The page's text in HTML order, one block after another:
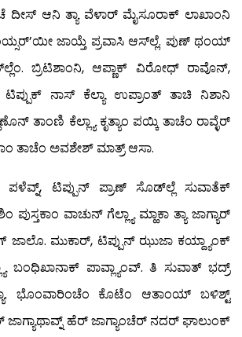
ದೀಸ್ ಆನಿ ತ್ಯಾ ವೆಳಾರ್ ಮೈಸೂರಾಕ್ ಲಾಖಾಂನಿ
ಜಾಯ್ತೆ ಪ್ರವಾಸಿ ಆಸ್‍ಲ್ಲೆ. ಪುಣ್ ಥಂಯ್
ಬ್ರಿಟಿಶಾಂನಿ, ಆಪ್ಣಾಕ್ ವಿರೋಧ್ ರಾವೊನ್,
ಟಿಪ್ಪುಕ್ ನಾಸ್ ಕೆಲ್ಯಾ ಉಪ್ರಾಂತ್ ತಾಚಿ ನಿಶಾನಿ
ತಾಂಣಿ ಕೆಲ್ಲ್ಯಾ ಕೃತ್ಯಾಂ ಪಯ್ಕಿ ತಾಚೆಂ ರಾವ್ಳೆರ್
ತಾಚೆಂ ಅವಶೇಶ್ ಮಾತ್ರ್ ಆಸಾ.
ಟಿಪ್ಪುನ್ ಪ್ರಾಣ್ ಸೊಡ್‍ಲ್ಲೆ ಸುವಾತೆಕ್
ಪುಸ್ತಕಾಂ ವಾಚುನ್ ಗೆಲ್ಲ್ಯಾ ಮ್ಹಾಕಾ ತ್ಯಾ ಜಾಗ್ಯಾರ್
ಮುಕಾರ್, ಟಿಪ್ಪುನ್ ಝುಜಾ ಕಯ್ದ್ಯಾಂಕ್
ಬಂಧಿಖಾನಾಕ್ ಪಾವ್ಲ್ಯಾಂವ್. ತಿ ಸುವಾತ್ ಭದ್ರ್
ಭೊಂವಾರಿಂಚೆಂ ಕೊಟೆಂ ಆತಾಂಯ್ ಬಳಿಶ್ಟ್
ಜಾಗ್ಯಾಥಾವ್ನ್ ಹೆರ್ ಜಾಗ್ಯಾಂಚೆರ್ ನದರ್ ಘಾಲುಂಕ್